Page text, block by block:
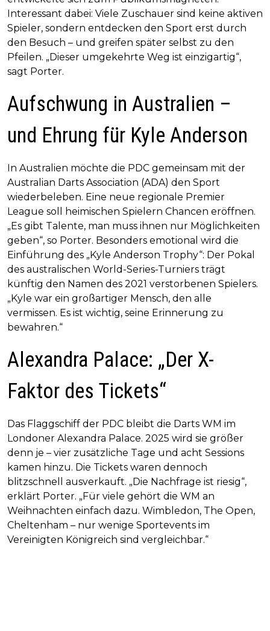
Interessant dabei: Viele Zuschauer sind keine aktiven
Spieler, sondern entdecken den Sport erst durch
den Besuch – und greifen später selbst zu den
Pfeilen. „Dieser umgekehrte Weg ist einzigartig“,
sagt Porter.
Aufschwung in Australien –
und Ehrung für Kyle Anderson
In Australien möchte die PDC gemeinsam mit der
Australian Darts Association (ADA) den Sport
wiederbeleben. Eine neue regionale Premier
League soll heimischen Spielern Chancen eröffnen.
„Es gibt Talente, man muss ihnen nur Möglichkeiten
geben“, so Porter. Besonders emotional wird die
Einführung des „Kyle Anderson Trophy“: Der Pokal
des australischen World-Series-Turniers trägt
künftig den Namen des 2021 verstorbenen Spielers.
„Kyle war ein großartiger Mensch, den alle
vermissen. Es ist wichtig, seine Erinnerung zu
bewahren.“
Alexandra Palace: „Der X-
Faktor des Tickets“
Das Flaggschiff der PDC bleibt die Darts WM im
Londoner Alexandra Palace. 2025 wird sie größer
denn je – vier zusätzliche Tage und acht Sessions
kamen hinzu. Die Tickets waren dennoch
blitzschnell ausverkauft. „Die Nachfrage ist riesig“,
erklärt Porter. „Für viele gehört die WM an
Weihnachten einfach dazu. Wimbledon, The Open,
Cheltenham – nur wenige Sportevents im
Vereinigten Königreich sind vergleichbar.“